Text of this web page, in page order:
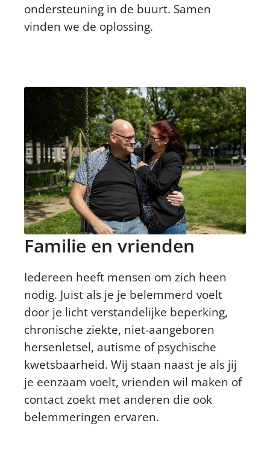
ondersteuning in de buurt. Samen
vinden we de oplossing.
Familie en vrienden
Iedereen heeft mensen om zich heen
nodig. Juist als je je belemmerd voelt
door je licht verstandelijke beperking,
chronische ziekte, niet-aangeboren
hersenletsel, autisme of psychische
kwetsbaarheid. Wij staan naast je als jij
je eenzaam voelt, vrienden wil maken of
contact zoekt met anderen die ook
belemmeringen ervaren.